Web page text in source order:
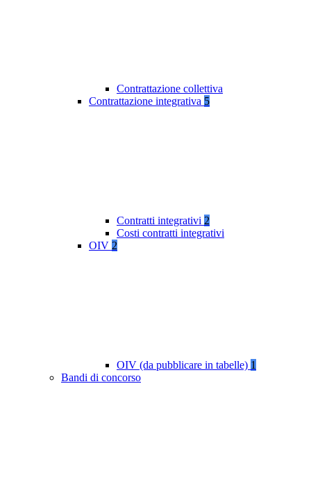
Contrattazione collettiva
Contrattazione integrativa 5
Contratti integrativi 2
Costi contratti integrativi
OIV 2
OIV (da pubblicare in tabelle) 1
Bandi di concorso